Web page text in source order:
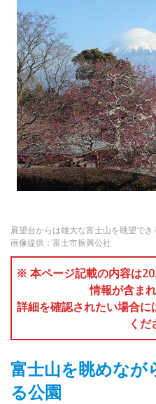
展望台からは雄大な富士山を眺望でき
画像提供：富士市振興公社
※ 本ページ記載の内容は
情報が含ま
詳細を確認されたい場合
くだ
富士山を眺めなが
る公園